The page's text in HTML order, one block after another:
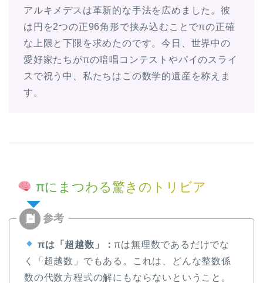
アルキメデスは革新的な手法を広めました。彼
は円を2つの正96角形で挟み込むことでπの正確
な上限と下限を求めたのです。今日、世界中の
愛好家たちがπの暗唱コンテストやパイのスライ
スで祝う中、私たちはこの数学的遺産を称えま
す。
πにまつわる驚きのトリビア
πは「超越数」：πは無理数であるだけでな
く「超越数」でもある。これは、どんな整数係
数の代数方程式の解にもならないということ。